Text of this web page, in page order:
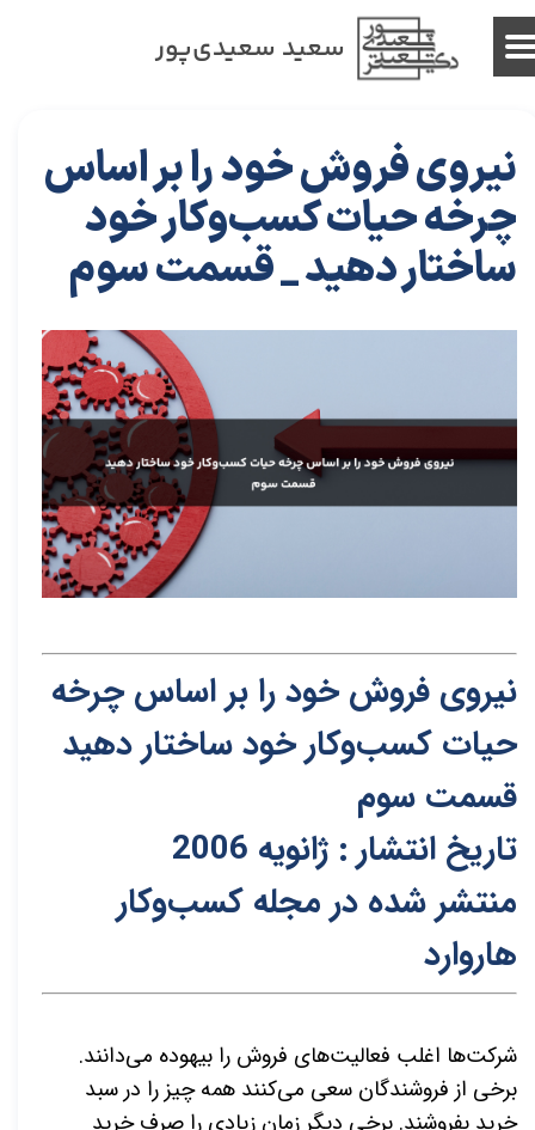
سعید سعیدی‌پور
نیروی فروش خود را بر اساس
چرخه حیات کسب‌وکار خود
ساختار دهید _ قسمت سوم
نیروی فروش خود را بر اساس چرخه
حیات کسب‌وکار خود ساختار دهید
قسمت سوم
تاریخ انتشار : ژانویه 2006
منتشر شده در مجله کسب‌و‌کار
هاروارد
شرکتها اغلب فعالیتهای فروش را بیهوده میدانند.
برخی از فروشندگان سعی می‌کنند همه چیز را در سبد
خرید بفروشند. برخی دیگر زمان زیادی را صرف خرید